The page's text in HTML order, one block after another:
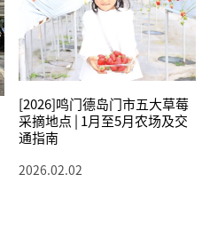
[2026]鸣门德岛门市五大草莓
采摘地点 | 1月至5月农场及交
通指南
2026.02.02